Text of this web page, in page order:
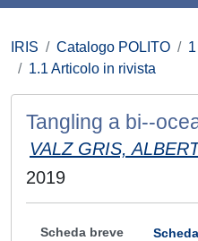
IRIS Catalogo POLITO
1.1 Articolo in rivista
Tangling a bi--
VALZ GRIS,
2019
Scheda breve